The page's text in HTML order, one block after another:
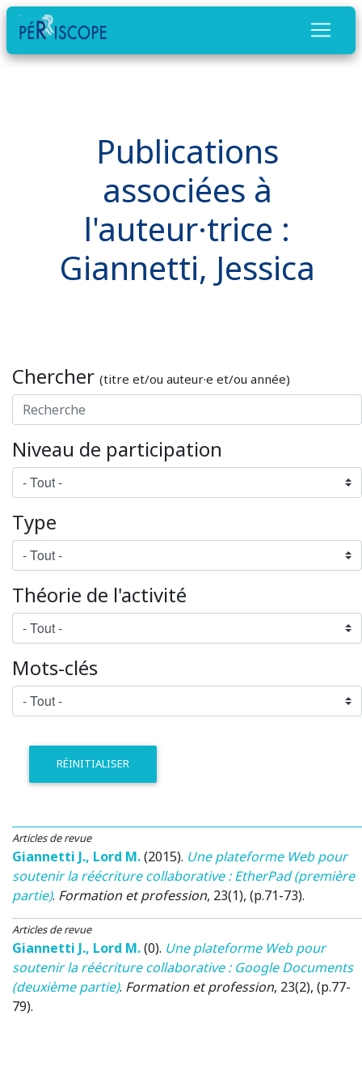
Publications
associées à
l'auteur·trice :
Giannetti, Jessica
Chercher (titre et/ou auteur·e et/ou année)
Niveau de participation
Type
Théorie de l'activité
Mots-clés
RÉINITIALISER
Articles de revue
Giannetti J., Lord M.(2015). Une plateforme Web pour
soutenir la réécriture collaborative : EtherPad (première
partie). Formation et profession, 23(1), (p.71-73).
Articles de revue
Giannetti J., Lord M.(0). Une plateforme Web pour
soutenir la réécriture collaborative : Google Documents
(deuxième partie). Formation et profession, 23(2), (p.77-
79).